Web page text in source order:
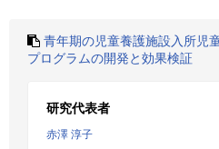
青年期の児童養護施設入所児
プログラムの開発と効果検証
研究代表者
赤澤 淳子